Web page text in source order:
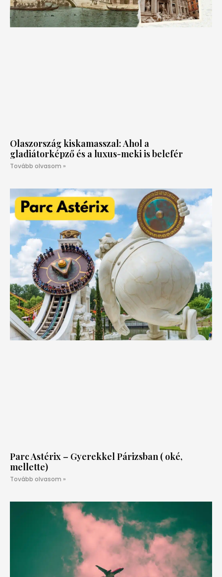
Olaszország kiskamasszal: Ahol a
gladiátorképző és a luxus-meki is belefér
Tovább olvasom »
Parc Astérix – Gyerekkel Párizsban ( oké,
mellette)
Tovább olvasom »